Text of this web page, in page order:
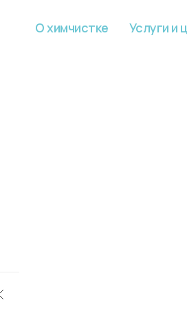
О химчистке Услуги и